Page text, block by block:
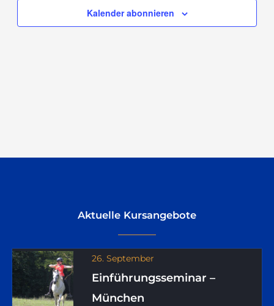
Kalender abonnieren
Aktuelle Kursangebote
26. September
Einführungsseminar –
München